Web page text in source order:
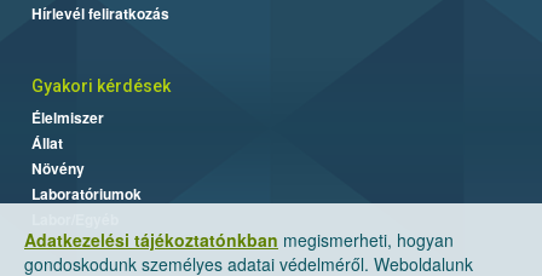
Adatkezelési tájékoztatónkban megismerheti, hogyan
gondoskodunk személyes adatai védelméről. Weboldalunk
Hírlevél feliratkozás
Gyakori kérdések
Élelmiszer
Állat
Növény
Laboratóriumok